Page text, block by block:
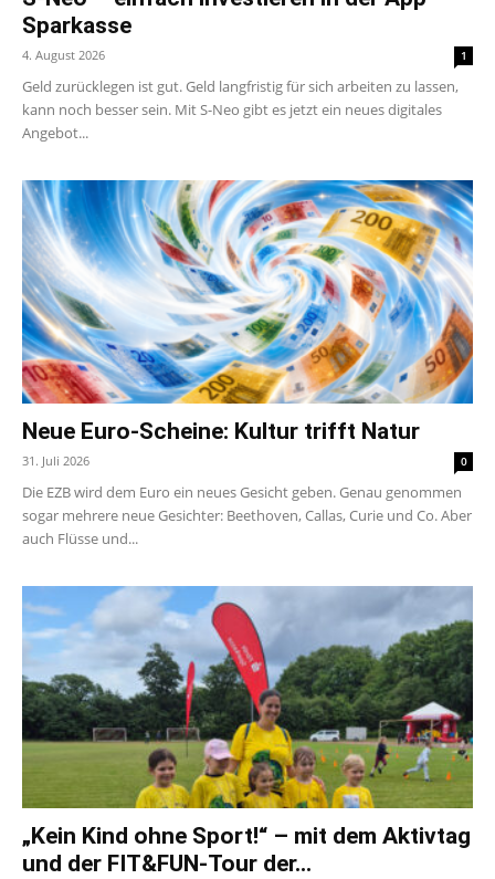
Sparkasse
4. August 2026 1
Geld zurücklegen ist gut. Geld langfristig für sich arbeiten zu lassen,
kann noch besser sein. Mit S-Neo gibt es jetzt ein neues digitales
Angebot...
Neue Euro-Scheine: Kultur trifft Natur
31. Juli 2026 0
Die EZB wird dem Euro ein neues Gesicht geben. Genau genommen
sogar mehrere neue Gesichter: Beethoven, Callas, Curie und Co. Aber
auch Flüsse und...
„Kein Kind ohne Sport!“ – mit dem Aktivtag
und der FIT&FUN-Tour der...